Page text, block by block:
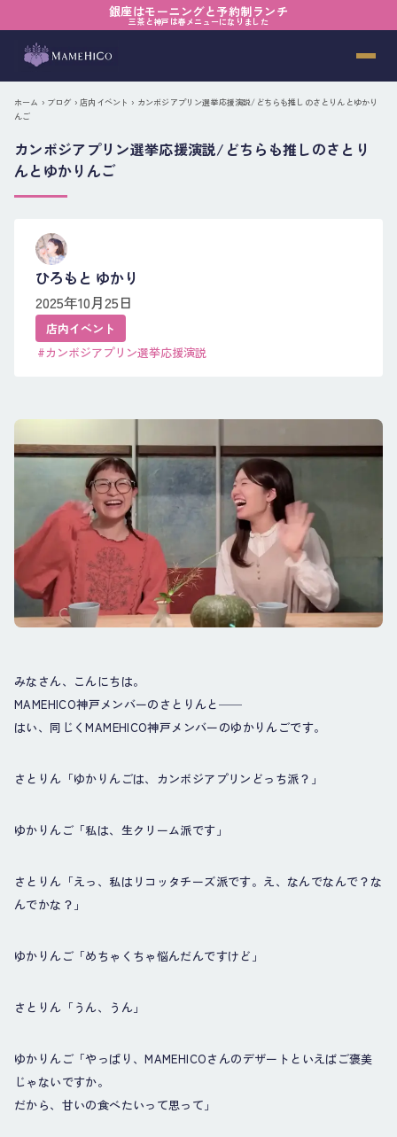
銀座はモーニングと予約制ランチ
三茶と神戸は春メニューになりました
ホーム › ブログ ›店内イベント › カンボジアプリン選挙応援演説/どちらも推しのさとりんとゆかり
んご
カンボジアプリン選挙応援演説/どちらも推しのさとり
んとゆかりんご
ひろもと ゆかり
2025年10月25日
店内イベント
#カンボジアプリン選挙応援演説
みなさん、こんにちは。
MAMEHICO神戸メンバーのさとりんと──
はい、同じくMAMEHICO神戸メンバーのゆかりんごです。
さとりん「ゆかりんごは、カンボジアプリンどっち派？」
ゆかりんご「私は、生クリーム派です」
さとりん「えっ、私はリコッタチーズ派です。え、なんでなんで？な
んでかな？」
ゆかりんご「めちゃくちゃ悩んだんですけど」
さとりん「うん、うん」
ゆかりんご「やっぱり、MAMEHICOさんのデザートといえばご褒美
じゃないですか。
だから、甘いの食べたいって思って」